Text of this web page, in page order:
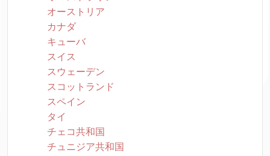
オーストリア
カナダ
キューバ
スイス
スウェーデン
スコットランド
スペイン
タイ
チェコ共和国
チュニジア共和国